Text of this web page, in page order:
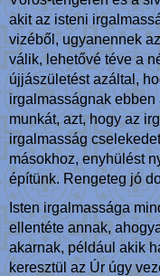
akit az isteni
vizéből, ugyanennek
válik, lehetővé téve a
újjászületést azáltal,
irgalmasságnak
munkát, azt, hogy az
irgalmasság
másokhoz, enyhülést
építünk. Rengeteg jó
Isten irgalmassága
ellentéte annak,
akarnak, például akik
keresztül az Úr úgy